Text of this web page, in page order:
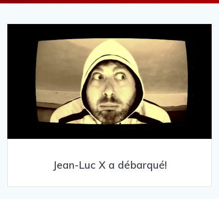
Jean-Luc X a débarqué!